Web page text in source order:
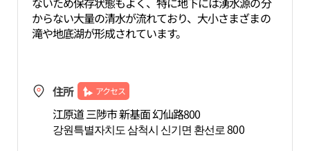
からない大量の清水が流れており、大小さまざまの
滝や地底湖が形成されています。
住所 アクセス
江原道 三陟市 新基面 幻仙路800
강원특별자치도 삼척시 신기면 환선로 800